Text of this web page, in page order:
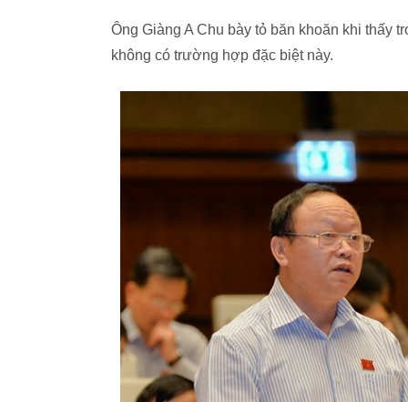
Ông Giàng A Chu bày tỏ băn khoăn khi thấy
không có trường hợp đặc biệt này.